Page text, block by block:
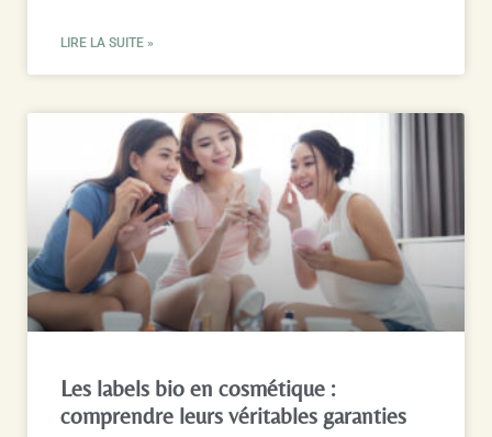
LIRE LA SUITE »
Les labels bio en cosmétique :
comprendre leurs véritables garanties